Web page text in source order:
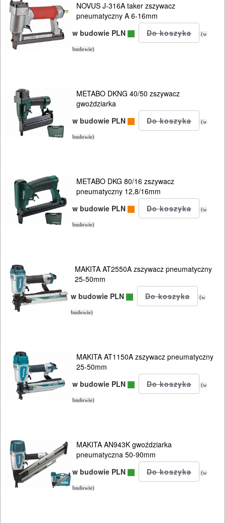
ELEKTRONARZĘDZIA
SIECIOWE
ELEKTRONARZĘDZIA
AKUMULATOROWE
I
AKCESORIA
DO
ELEKTRONARZĘDZI
NOVUS J-316A taker zszywacz
pneumatyczny A 6-16mm
w budowie PLN
(w
budowie)
METABO DKNG 40/50 zszywacz
gwoździarka
w budowie PLN
(w
budowie)
METABO DKG 80/16 zszywacz
pneumatyczny 12,8/16mm
w budowie PLN
(w
budowie)
MAKITA AT2550A zszywacz pneumatyczny
25-50mm
w budowie PLN
(w
budowie)
MAKITA AT1150A zszywacz pneumatyczny
25-50mm
w budowie PLN
(w
budowie)
MAKITA AN943K gwoździarka
pneumatyczna 50-90mm
w budowie PLN
(w
budowie)